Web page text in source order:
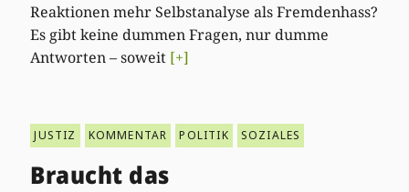
Reaktionen mehr Selbstanalyse als Fremdenhass?
Es gibt keine dummen Fragen, nur dumme
Antworten – soweit [+]
JUSTIZ KOMMENTAR POLITIK SOZIALES
Braucht das